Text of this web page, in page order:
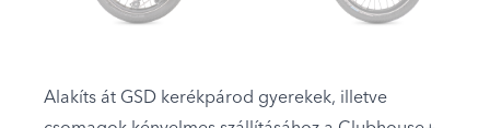
Alakíts át GSD kerékpárod gyerekek, illetve